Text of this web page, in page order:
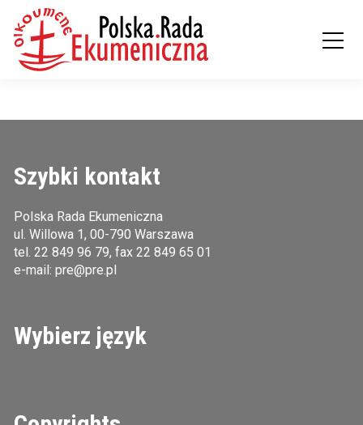
Szybki kontakt
Polska Rada Ekumeniczna
ul. Willowa 1, 00-790 Warszawa
tel. 22 849 96 79, fax 22 849 65 01
e-mail: pre@pre.pl
Wybierz język